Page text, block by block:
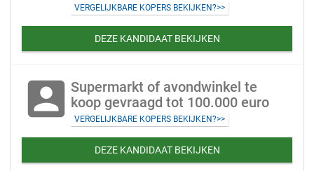
VERGELIJKBARE KOPERS BEKIJKEN?>>
DEZE KANDIDAAT BEKIJKEN
account_box Supermarkt of avondwinkel te
koop gevraagd tot 100.000 euro
VERGELIJKBARE KOPERS BEKIJKEN?>>
DEZE KANDIDAAT BEKIJKEN